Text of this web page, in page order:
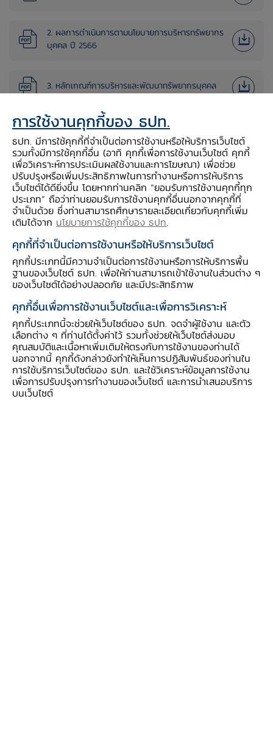
2. ผลการดําเนินการตามนโยบายการบริหารทรัพยากร
บุคคล ปี 2566
3. หลักเกณฑ์การบริหารและพัฒนาทรัพยากรบุคคล
4. รายงานผลการบริหารและพัฒนาทรัพยากรบุคคล ปี
2565
ข้อมูลแผนงานและงบประมาณ
1. แผนดําเนินงานและการใช้งบประมาณ ปี 2566
2. รายงานการติดตามการดำเนินงานและการใช้งบ
ประมาณ ปี 2566
3. รายงานผลการดำเนินงาน ปี 2565
​การบริหารจัดการความเสี่ยง
​1. การประเมินความเสี่ยงการทุจริตและประพฤติมิชอบ ปี
การใช้งานคุกกี้ของ ธปท.
ธปท. มีการใช้คุกกี้ที่จำเป็นต่อการใช้งานหรือให้บริการเว็บไซต์
รวมทั้งมีการใช้คุกกี้อื่น (อาทิ คุกกี้เพื่อการใช้งานเว็บไซต์ คุกกี้
เพื่อวิเคราะห์การประเมินผลใช้งานและการโฆษณา) เพื่อช่วย
ปรับปรุงหรือเพิ่มประสิทธิภาพในการทำงานหรือการให้บริการ
เว็บไซต์ได้ดียิ่งขึ้น โดยหากท่านคลิก “ยอมรับการใช้งานคุกกี้ทุก
ประเภท” ถือว่าท่านยอมรับการใช้งานคุกกี้อื่นนอกจากคุกกี้ที่
จำเป็นด้วย ซึ่งท่านสามารถศึกษารายละเอียดเกี่ยวกับคุกกี้เพิ่ม
เติมได้จาก นโยบายการใช้คุกกี้ของ ธปท.
คุกกี้ที่จำเป็นต่อการใช้งานหรือให้บริการเว็บไซต์
คุกกี้ประเภทนี้มีความจำเป็นต่อการใช้งานหรือการให้บริการพื้น
ฐานของเว็บไซต์ ธปท. เพื่อให้ท่านสามารถเข้าใช้งานในส่วนต่าง ๆ
ของเว็บไซต์ได้อย่างปลอดภัย และมีประสิทธิภาพ
คุกกี้อื่นเพื่อการใช้งานเว็บไซต์และเพื่อการวิเคราะห์
คุกกี้ประเภทนี้จะช่วยให้เว็บไซต์ของ ธปท. จดจำผู้ใช้งาน และตัว
เลือกต่าง ๆ ที่ท่านได้ตั้งค่าไว้ รวมทั้งช่วยให้เว็บไซต์ส่งมอบ
คุณสมบัติและเนื้อหาเพิ่มเติมให้ตรงกับการใช้งานของท่านได้
นอกจากนี้ คุกกี้ดังกล่าวยังทำให้เห็นการปฏิสัมพันธ์ของท่านใน
การใช้บริการเว็บไซต์ของ ธปท. และใช้วิเคราะห์ข้อมูลการใช้งาน
เพื่อการปรับปรุงการทำงานของเว็บไซต์ และการนำเสนอบริการ
บนเว็บไซต์